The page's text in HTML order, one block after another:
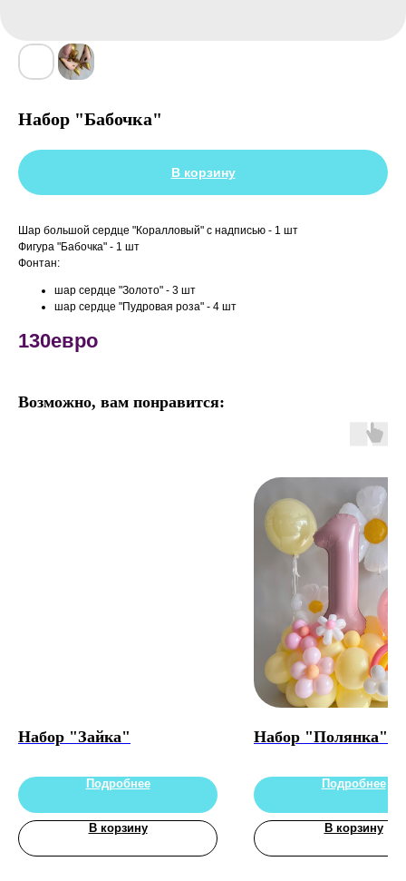
Набор "Бабочка"
В корзину
Шар большой сердце "Коралловый" с надписью - 1 шт
Фигура "Бабочка" - 1 шт
Фонтан:
шар сердце "Золото" - 3 шт
шар сердце "Пудровая роза" - 4 шт
130евро
Возможно, вам понравится:
Набор "Зайка"
Подробнее
В корзину
Набор "Полянка"
Подробнее
В корзину